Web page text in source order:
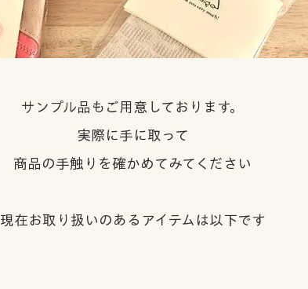
サンプル品もご用意しております。
実際に手に取って
商品の手触りを確かめてみてください
現在お取り扱いのあるアイテムは以下です